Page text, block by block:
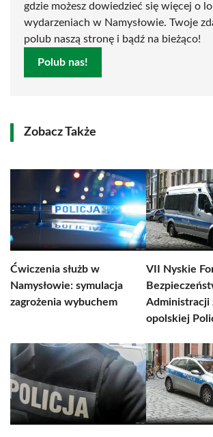
gdzie możesz dowiedzieć się więcej o
wydarzeniach w Namysłowie. Twoje
polub naszą stronę i bądź na bieżąco!
Polub nas!
Zobacz Także
Ćwiczenia służb w
Namysłowie: symulacja
zagrożenia wybuchem
VII Nyskie
Administracji
opolskiej